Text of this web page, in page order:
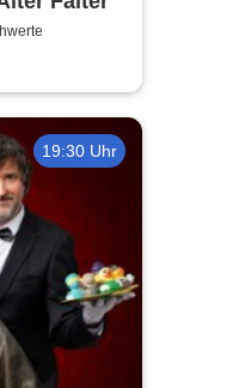
19:30 Uhr